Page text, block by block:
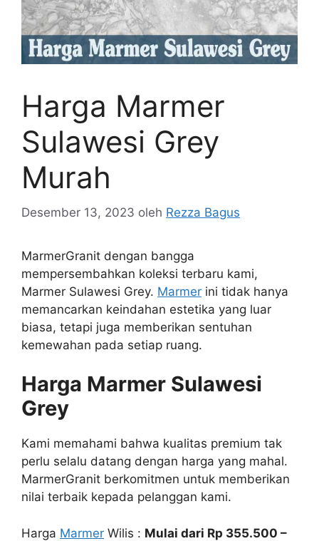
Harga Marmer
Sulawesi Grey
Murah
Desember 13, 2023 oleh Rezza Bagus
MarmerGranit dengan bangga
mempersembahkan koleksi terbaru kami,
Marmer Sulawesi Grey. Marmer ini tidak hanya
memancarkan keindahan estetika yang luar
biasa, tetapi juga memberikan sentuhan
kemewahan pada setiap ruang.
Harga Marmer Sulawesi
Grey
Kami memahami bahwa kualitas premium tak
perlu selalu datang dengan harga yang mahal.
MarmerGranit berkomitmen untuk memberikan
nilai terbaik kepada pelanggan kami.
Harga Marmer Wilis : Mulai dari Rp 355.500 –